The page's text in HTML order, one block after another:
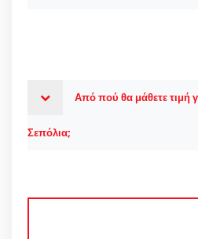
Από πού θα μάθετε τιμή
Σεπόλια;